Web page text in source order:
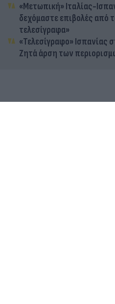
«Μετωπική» Ιταλίας-
δεχόμαστε επιβολές από
τελεσίγραφα»
«Τελεσίγραφο» Ισπανίας
Ζητά άρση των